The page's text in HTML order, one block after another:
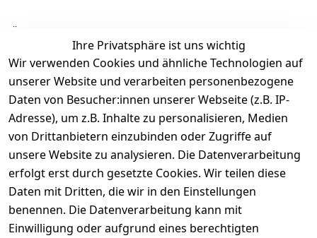
Ähnliche Produkte
Ihre Privatsphäre ist uns wichtig
Wir verwenden Cookies und ähnliche Technologien auf
unserer Website und verarbeiten personenbezogene
Daten von Besucher:innen unserer Webseite (z.B. IP-
Adresse), um z.B. Inhalte zu personalisieren, Medien
von Drittanbietern einzubinden oder Zugriffe auf
unsere Website zu analysieren. Die Datenverarbeitung
erfolgt erst durch gesetzte Cookies. Wir teilen diese
Daten mit Dritten, die wir in den Einstellungen
benennen. Die Datenverarbeitung kann mit
Einwilligung oder aufgrund eines berechtigten
Rechtliches
AGB
Impressum
Datenschutze
rklärung
Über uns
Kontakt
Registrieren
Kataloge zum
Download
Wir
versenden
mit
Zahle
bequem per